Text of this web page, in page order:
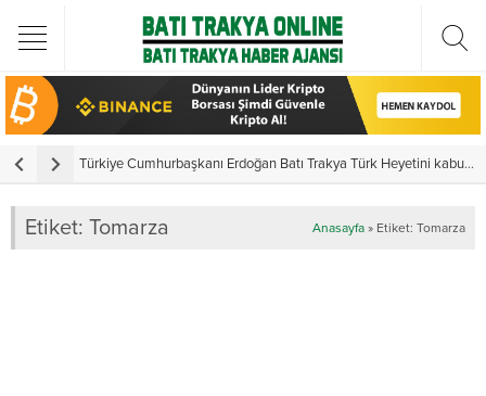
Türkiye Cumhurbaşkanı Erdoğan Batı Trakya Türk Heyetini kabul etti
Anasayfa » Etiket: Tomarza
Etiket: Tomarza